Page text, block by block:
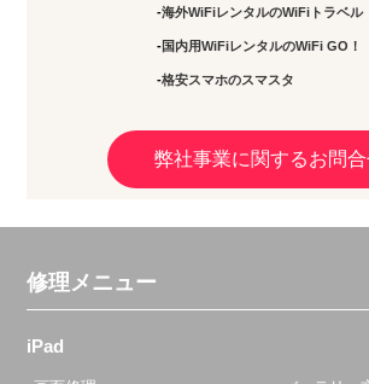
海外WiFiレンタルのWiFiトラベル
国内用WiFiレンタルのWiFi GO！
格安スマホのスマスタ
弊社事業に関するお問
修理メニュー
iPad